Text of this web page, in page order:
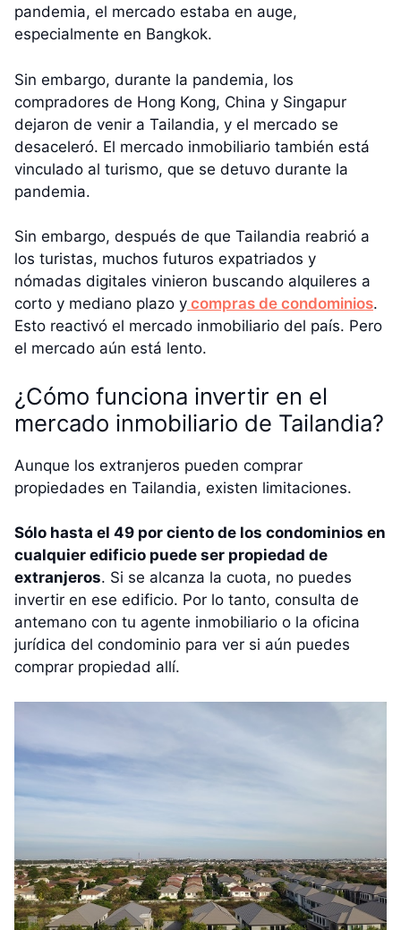
pandemia, el mercado estaba en auge,
especialmente en Bangkok.
Sin embargo, durante la pandemia, los
compradores de Hong Kong, China y Singapur
dejaron de venir a Tailandia, y el mercado se
desaceleró. El mercado inmobiliario también está
vinculado al turismo, que se detuvo durante la
pandemia.
Sin embargo, después de que Tailandia reabrió a
los turistas, muchos futuros expatriados y
nómadas digitales vinieron buscando alquileres a
corto y mediano plazo y compras de condominios.
Esto reactivó el mercado inmobiliario del país. Pero
el mercado aún está lento.
¿Cómo funciona invertir en el
mercado inmobiliario de Tailandia?
Aunque los extranjeros pueden comprar
propiedades en Tailandia, existen limitaciones.
Sólo hasta el 49 por ciento de los condominios en
cualquier edificio puede ser propiedad de
extranjeros. Si se alcanza la cuota, no puedes
invertir en ese edificio. Por lo tanto, consulta de
antemano con tu agente inmobiliario o la oficina
jurídica del condominio para ver si aún puedes
comprar propiedad allí.